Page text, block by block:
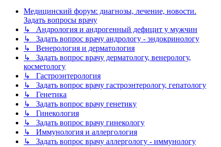
Медицинский форум: диагнозы, лечение, новости.
Задать вопросы врачу
↳ Андрология и андрогенный дефицит у мужчин
↳ Задать вопрос врачу андрологу - эндокринологу
↳ Венерология и дерматология
↳ Задать вопрос врачу дерматологу, венерологу,
косметологу
↳ Гастроэнтерология
↳ Задать вопрос врачу гастроэнтерологу, гепатологу
↳ Генетика
↳ Задать вопрос врачу генетику
↳ Гинекология
↳ Задать вопрос врачу гинекологу
↳ Иммунология и аллергология
↳ Задать вопрос врачу аллергологу - иммунологу